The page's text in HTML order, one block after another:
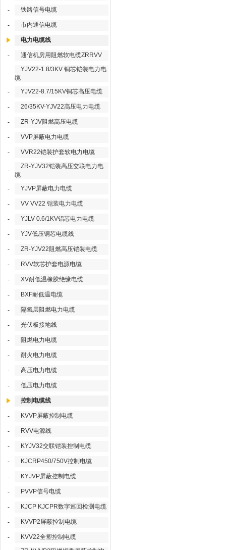
- 铁路信号电缆
- 市内通信电缆
电力电缆线
- 通信机房用阻燃软电缆ZRRVV
-
YJV22-1.8/3KV 铜芯铠装电力电
缆
-
YJV22-8.7/15KV铜芯高压电缆
- 26/35KV-YJV22高压电力电缆
- ZR-YJV阻燃高压电缆
- VVP屏蔽电力电缆
- VVR22铠装护套软电力电缆
-
ZR-YJV32铠装高压交联电力电
缆
-
YJVP屏蔽电力电缆
- VV VV22 铠装电力电缆
- YJLV 0.6/1KV铝芯电力电缆
- YJV低压铜芯电缆线
- ZR-YJV22阻燃高压铠装电缆
- RVV软芯护套电源电缆
- XV耐低温橡胶绝缘电缆
- BXF耐低温电缆
- 隔氧层阻燃电力电缆
- 光伏板接地线
- 阻燃电力电缆
- 耐火电力电缆
- 高压电力电缆
- 低压电力电缆
控制电缆线
- KVVP屏蔽控制电缆
- RVV电源线
- KYJV32交联铠装控制电缆
- KJCRP450/750V控制电缆
- KYJVP屏蔽控制电缆
- PVVP信号电缆
- KJCP KJCPR数字巡回检测电缆
- KVVP2屏蔽控制电缆
-
KVV22全塑控制电缆